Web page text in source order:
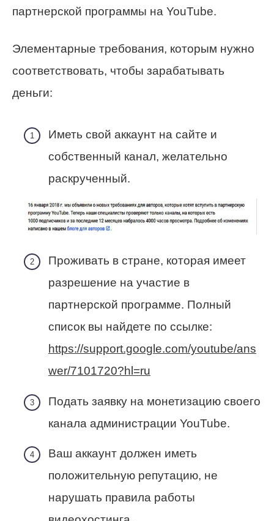
партнерской программы на YouTube.
Элементарные требования, которым нужно
соответствовать, чтобы зарабатывать
деньги:
Иметь свой аккаунт на сайте и
собственный канал, желательно
раскрученный.
Проживать в стране, которая имеет
разрешение на участие в
партнерской программе. Полный
список вы найдете по ссылке:
https://support.google.com/youtube/ans
wer/7101720?hl=ru
Подать заявку на монетизацию своего
канала администрации YouTube.
Ваш аккаунт должен иметь
положительную репутацию, не
нарушать правила работы